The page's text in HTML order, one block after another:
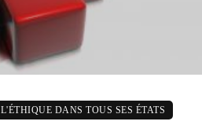
L'ÉTHIQUE DANS TOUS SES ÉTATS